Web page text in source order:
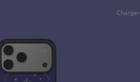
Charger